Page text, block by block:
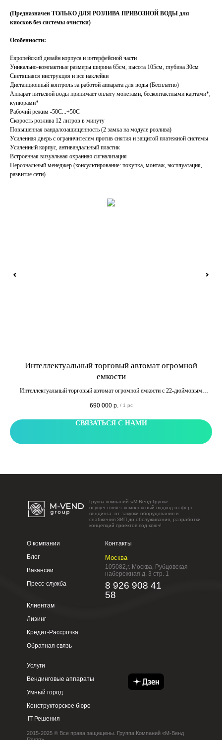
(Предназначен ТОЛЬКО ДЛЯ РОЗЛИВА ПРИВОЗНОЙ ВОДЫ для
киосков без системы очистки)
Особенности:
Европейский дизайн корпуса и интерфейсной части
Уникально-компактные размеры ширина 65см, высота 105см, глубина 30см
Светящаяся инструкция и все наклейки
Дистанционный контроль за работой аппарата для воды (Бесплатно)
Аппарат питьевой воды принимает оплату монетами, бесконтактными картами*,
купюрами*
Рабочий режим -50С...+50С
Скорость розлива 12 литров в минуту
Повышенная вандалозащищенность (2 замка на модуле розлива)
Усиленная дверь с ограничителем против снятия и защитой платежной системы
Усиленный корпус, антивандальный пластик
Встроенная визуальная охранная сигнализация
Персональный менеджер (консультирование: покупка, монтаж, эксплуатация,
развитие сети)
Интеллектуальный торговый автомат огромной
емкости
Интеллектуальный торговый автомат огромной емкости с 22-дюймовым
окном с закаленным стеклом. Универсальные слоты, совместимы с широким
690 000 р. / 1 pc
СВЯЗАТЬСЯ С НАМИ
Группа компаний «М-Венд Групп»
осуществляет комплексный подход в сфере
вендинга: от закупки оборудования и
снабжения ЗИП до обслуживания, разработки
концепций проектов под ключ!
О компании
Блог
Вакансии
Пресс-служба
Контакты
2015-2025 © Все права защищены. Группа Компаний «М-Венд
Клиентам
Лизинг
Кредит-Рассрочка
Обратная связь
Москва
105082,г. Москва, Рубцовская
набережная д. 3 стр. 1
8 926 908 41
58
Услуги
Вендинговые аппараты
Умный город
Конструкторское бюро
IT Решения